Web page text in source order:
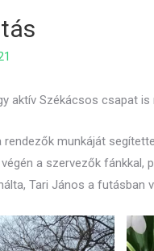
aktív Székácsos csapat
rendezők munkáját
a szervezők fánkkal,
Tari János a futásban